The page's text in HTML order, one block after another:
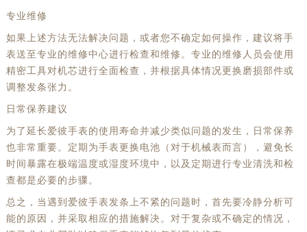
专业维修
如果上述方法无法解决问题，或者您不确定如何操作，建议将手
表送至专业的维修中心进行检查和维修。专业的维修人员会使用
精密工具对机芯进行全面检查，并根据具体情况更换磨损部件或
调整发条张力。
日常保养建议
为了延长爱彼手表的使用寿命并减少类似问题的发生，日常保养
也非常重要。定期为手表更换电池（对于机械表而言），避免长
时间暴露在极端温度或湿度环境中，以及定期进行专业清洗和检
查都是必要的步骤。
总之，当遇到爱彼手表发条上不紧的问题时，首先要冷静分析可
能的原因，并采取相应的措施解决。对于复杂或不确定的情况，